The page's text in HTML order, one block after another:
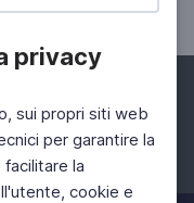
privacy
sui propri siti web
per garantire la
la
cookie e
Twitter